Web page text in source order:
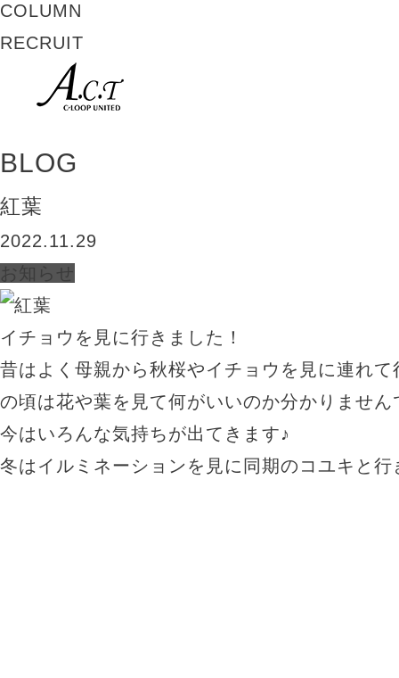
COLUMN
RECRUIT
BLOG
紅葉
2022.11.29
お知らせ
イチョウを見に行きました！
昔はよく母親から秋桜やイチョウを見に連れ
の頃は花や葉を見て何がいいのか分かりませ
今はいろんな気持ちが出てきます♪
冬はイルミネーションを見に同期のコユキと行